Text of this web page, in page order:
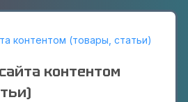
контентом